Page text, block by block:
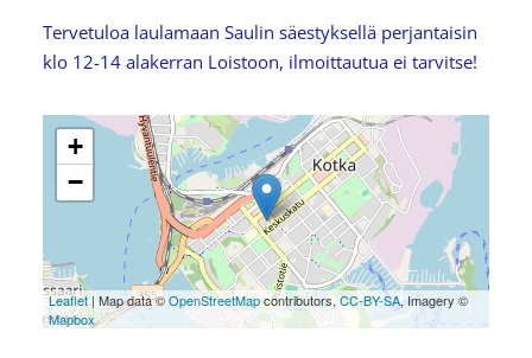
Tervetuloa laulamaan Saulin säestyksellä perjantaisin
klo 12-14 alakerran Loistoon, ilmoittautua ei tarvitse!
+
−
Leaflet| Map data ©OpenStreetMapcontributors, CC-BY-SA, Imagery ©
Mapbox